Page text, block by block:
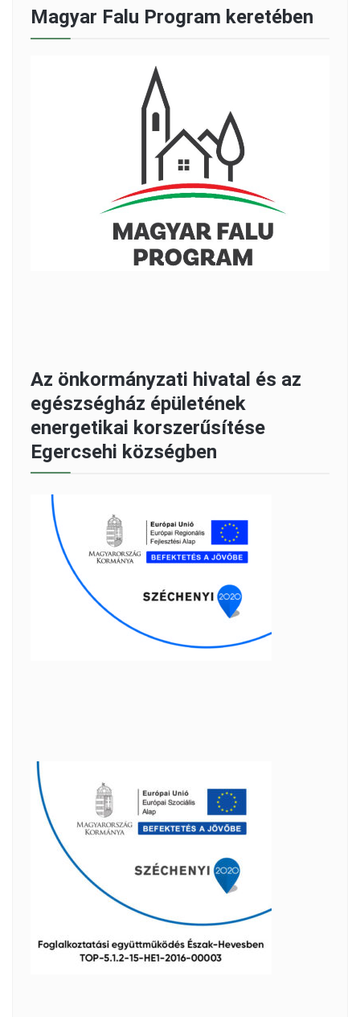
Magyar Falu Program keretében
Az önkormányzati hivatal és az
egészségház épületének
energetikai korszerűsítése
Egercsehi községben